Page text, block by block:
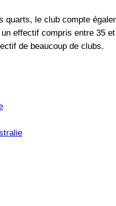
le club compte
effectif compris entre 35
de beaucoup de clubs.